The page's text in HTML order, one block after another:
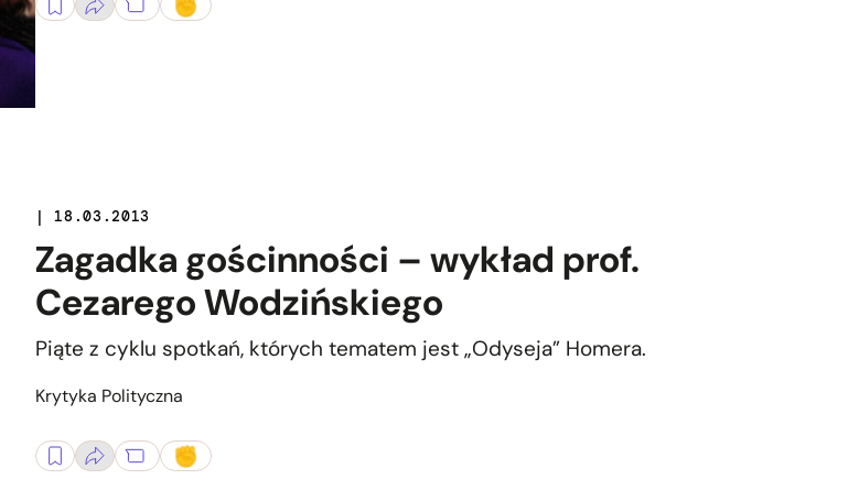
| 18.03.2013
Zagadka gościnności – wykład prof.
Cezarego Wodzińskiego
Piąte z cyklu spotkań, których tematem jest „Odyseja” Homera.
Krytyka Polityczna